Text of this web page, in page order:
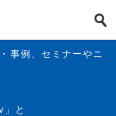
事例、セミナーやニ
と